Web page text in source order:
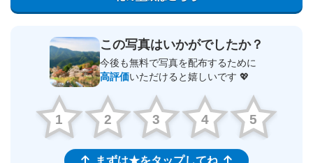
この写真はいかがでしたか？
今後も無料で写真を配布するために
高評価いただけると嬉しいです 💖
1 2 3 4 5
まずは★をタップしてね